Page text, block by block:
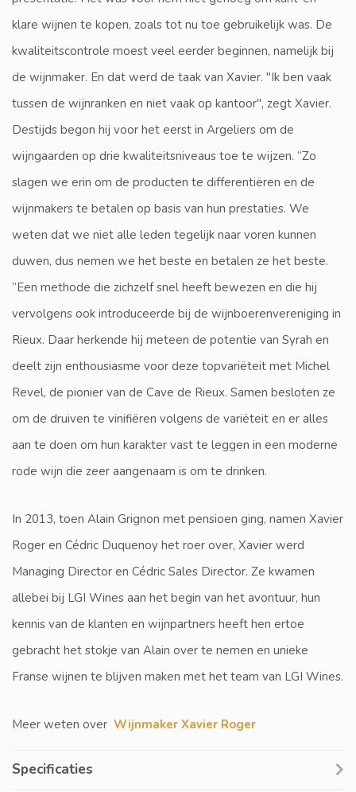
klare wijnen te kopen, zoals tot nu toe gebruikelijk was. De
kwaliteitscontrole moest veel eerder beginnen, namelijk bij
de wijnmaker. En dat werd de taak van Xavier. "Ik ben vaak
tussen de wijnranken en niet vaak op kantoor", zegt Xavier.
Destijds begon hij voor het eerst in Argeliers om de
wijngaarden op drie kwaliteitsniveaus toe te wijzen. “Zo
slagen we erin om de producten te differentiëren en de
wijnmakers te betalen op basis van hun prestaties. We
weten dat we niet alle leden tegelijk naar voren kunnen
duwen, dus nemen we het beste en betalen ze het beste.
”Een methode die zichzelf snel heeft bewezen en die hij
vervolgens ook introduceerde bij de wijnboerenvereniging in
Rieux. Daar herkende hij meteen de potentie van Syrah en
deelt zijn enthousiasme voor deze topvariëteit met Michel
Revel, de pionier van de Cave de Rieux. Samen besloten ze
om de druiven te vinifiëren volgens de variëteit en er alles
aan te doen om hun karakter vast te leggen in een moderne
rode wijn die zeer aangenaam is om te drinken.
In 2013, toen Alain Grignon met pensioen ging, namen Xavier
Roger en Cédric Duquenoy het roer over, Xavier werd
Managing Director en Cédric Sales Director. Ze kwamen
allebei bij LGI Wines aan het begin van het avontuur, hun
kennis van de klanten en wijnpartners heeft hen ertoe
gebracht het stokje van Alain over te nemen en unieke
Franse wijnen te blijven maken met het team van LGI Wines.
Meer weten over Wijnmaker Xavier Roger
Specificaties